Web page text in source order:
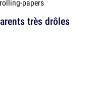
très drôles